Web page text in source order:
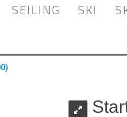
SEILING SKI